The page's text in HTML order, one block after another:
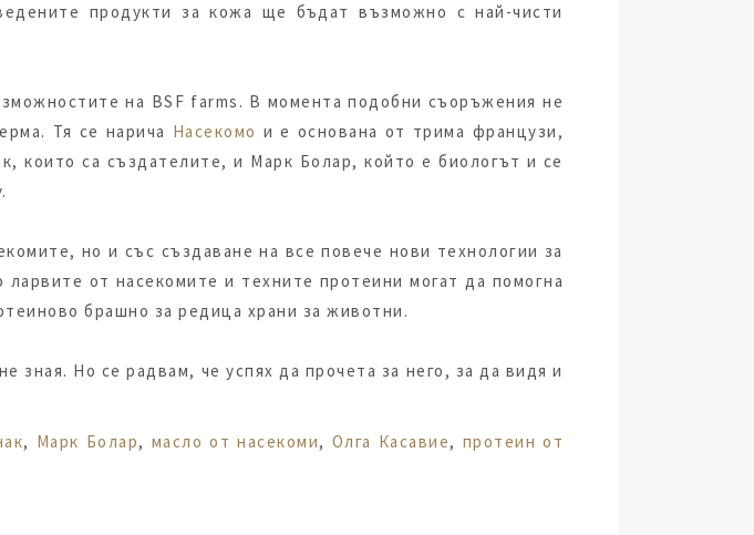
продукти за кожа ще бъдат възможно с най-чисти
на BSF farms. В момента подобни съоръжения не
Тя се нарича Насекомо и е основана от трима французи,
които са създателите, и Марк Болар, който е биологът и се
но и със създаване на все повече нови технологии за
от насекомите и техните протеини могат да помогна
брашно за редица храни за животни.
Но се радвам, че успях да прочета за него, за да видя и
, Марк Болар, масло от насекоми, Олга Касавие, протеин от